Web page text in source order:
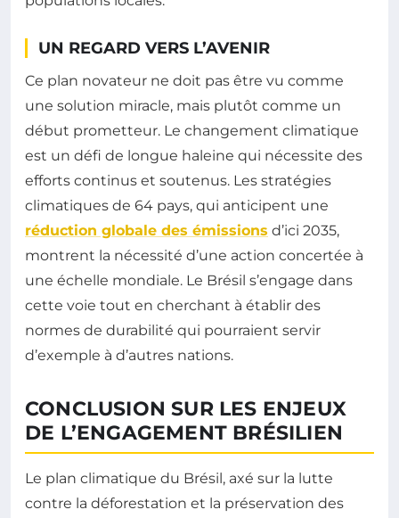
UN REGARD VERS L’AVENIR
Ce plan novateur ne doit pas être vu comme
une solution miracle, mais plutôt comme un
début prometteur. Le changement climatique
est un défi de longue haleine qui nécessite des
efforts continus et soutenus. Les stratégies
climatiques de 64 pays, qui anticipent une
réduction globale des émissions d’ici 2035,
montrent la nécessité d’une action concertée à
une échelle mondiale. Le Brésil s’engage dans
cette voie tout en cherchant à établir des
normes de durabilité qui pourraient servir
d’exemple à d’autres nations.
CONCLUSION SUR LES ENJEUX
DE L’ENGAGEMENT BRÉSILIEN
Le plan climatique du Brésil, axé sur la lutte
contre la déforestation et la préservation des